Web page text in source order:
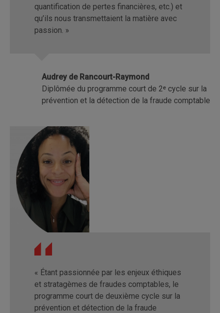
quantification de pertes financières, etc.) et
qu’ils nous transmettaient la matière avec
passion. »
Audrey de Rancourt-Raymond
Diplômée du programme court de 2ᵉ cycle sur la
prévention et la détection de la fraude comptable
« Étant passionnée par les enjeux éthiques
et stratagèmes de fraudes comptables, le
programme court de deuxième cycle sur la
prévention et détection de la fraude